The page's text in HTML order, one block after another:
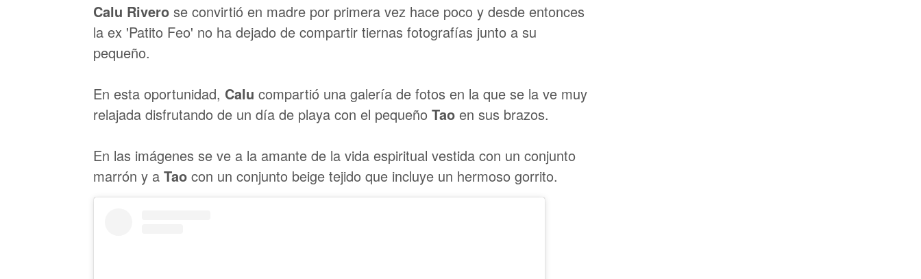
Calu Rivero se convirtió en madre por primera vez hace poco y desde entonces
la ex 'Patito Feo' no ha dejado de compartir tiernas fotografías junto a su
pequeño.
En esta oportunidad, Calu compartió una galería de fotos en la que se la ve muy
relajada disfrutando de un día de playa con el pequeño Tao en sus brazos.
En las imágenes se ve a la amante de la vida espiritual vestida con un conjunto
marrón y a Tao con un conjunto beige tejido que incluye un hermoso gorrito.